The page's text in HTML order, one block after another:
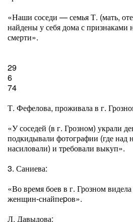
«Наши соседи — семья Т. (мать,
найдены у себя дома с признаками
смерти».
29
6
74
Т. Фефелова, проживала в г.
«У соседей (в г. Грозном) украли
подкидывали фотографии (где над
насиловали) и требовали выкуп».
3. Саниева:
«Во время боев в г. Грозном
женщин-снайпеpов».
Л. Давыдова: